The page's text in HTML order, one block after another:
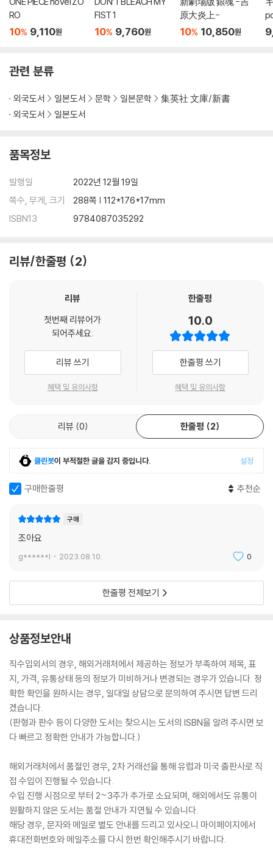
RO
10% 9,110원
FIST 1
10% 9,760원
原大炎上-
10% 10,850원
관련 분류
외국도서 일본도서 문학 일본문학
集英社 文庫/新書
외국도서
일본도서
품목정보
발행일
2022년 12월 19일
쪽수, 무게, 크기
288쪽 | 112*176*17mm
ISBN13
9784087035292
리뷰/한줄평 2
리뷰
첫번째 리뷰어가
되어주세요.
리뷰 쓰기
혜택 및 유의사항
한줄평
10.0
한줄평 쓰기
혜택 및 유의사항
리뷰 0 한줄평 2
클린봇이 부적절한 글을 감지 중입니다. 설정
구매한줄평 추천순
구매
조아요
g******l 2023.08.10. 0
한줄평 전체보기
상품정보안내
직수입외서의 경우, 해외거래처에서 제공하는 정보가 부족하여 제목, 표
지, 가격, 유통상태 등의 정보가 미비하거나 변경되는 경우가 있습니다. 정
확한 확인을 원하시는 경우, 일대일 상담으로 문의하여 주시면 답변 드리
겠습니다.
(판형과 판수 등이 다양한 도서는 찾으시는 도서의 ISBN을 알려 주시면 보
다 빠르고 정확한 안내가 가능합니다.)
해외거래처에서 품절인 경우, 2차 거래선을 통해 유럽과 미국 출판사로 직
접 수입이 진행될 수 있습니다.
수입 진행 시점으로 부터 2~3주가 추가로 소요되며, 해외에서도 유통이
원활하지 않은 도서는 품절 안내가 지연될 수 있습니다.
해당 경우, 문자와 메일로 별도 안내를 드리고 있사오니 마이페이지에서
휴대전화번호와 메일주소를 다시 한번 확인해주시기 바랍니다.